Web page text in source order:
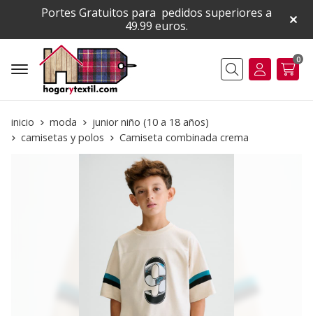
Portes Gratuitos para pedidos superiores a
49.99 euros.
Buscar
0
inicio moda
junior niño (10 a 18 años)
camisetas y polos
Camiseta combinada crema